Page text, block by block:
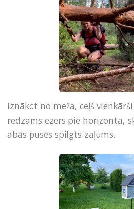
Iznākot no meža, ceļš
redzams ezers pie horizonta,
abās pusēs spilgts zaļums.